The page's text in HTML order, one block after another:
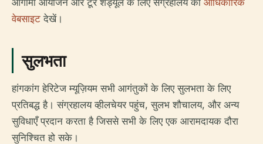
वेबसाइट देखें।
सुलभता
हांगकांग हेरिटेज म्यूज़ियम सभी आगंतुकों के लिए सुलभता के लिए
प्रतिबद्ध है। संग्रहालय व्हीलचेयर पहुंच, सुलभ शौचालय, और अन्य
सुविधाएँ प्रदान करता है जिससे सभी के लिए एक आरामदायक दौरा
सुनिश्चित हो सके।